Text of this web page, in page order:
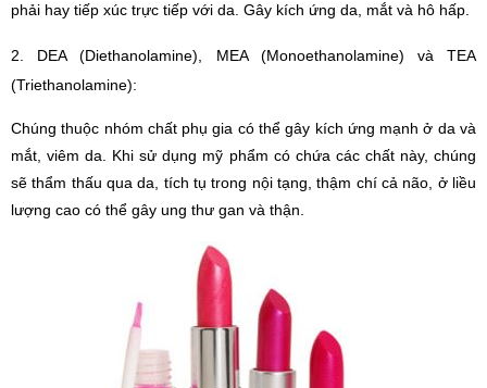
phải hay tiếp xúc trực tiếp với da. Gây kích ứng da, mắt và hô hấp.
2. DEA (Diethanolamine), MEA (Monoethanolamine) và TEA
(Triethanolamine):
Chúng thuộc nhóm chất phụ gia có thể gây kích ứng mạnh ở da và
mắt, viêm da. Khi sử dụng mỹ phẩm có chứa các chất này, chúng
sẽ thẩm thấu qua da, tích tụ trong nội tạng, thậm chí cả não, ở liều
lượng cao có thể gây ung thư gan và thận.